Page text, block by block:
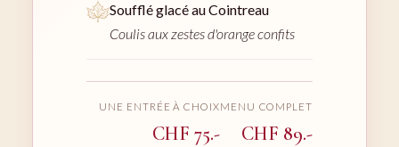
Soufflé glacé au Cointreau
Coulis aux zestes d'orange confits
UNE ENTRÉE À CHOIX
CHF 75.-
MENU COMPLET
CHF 89.-